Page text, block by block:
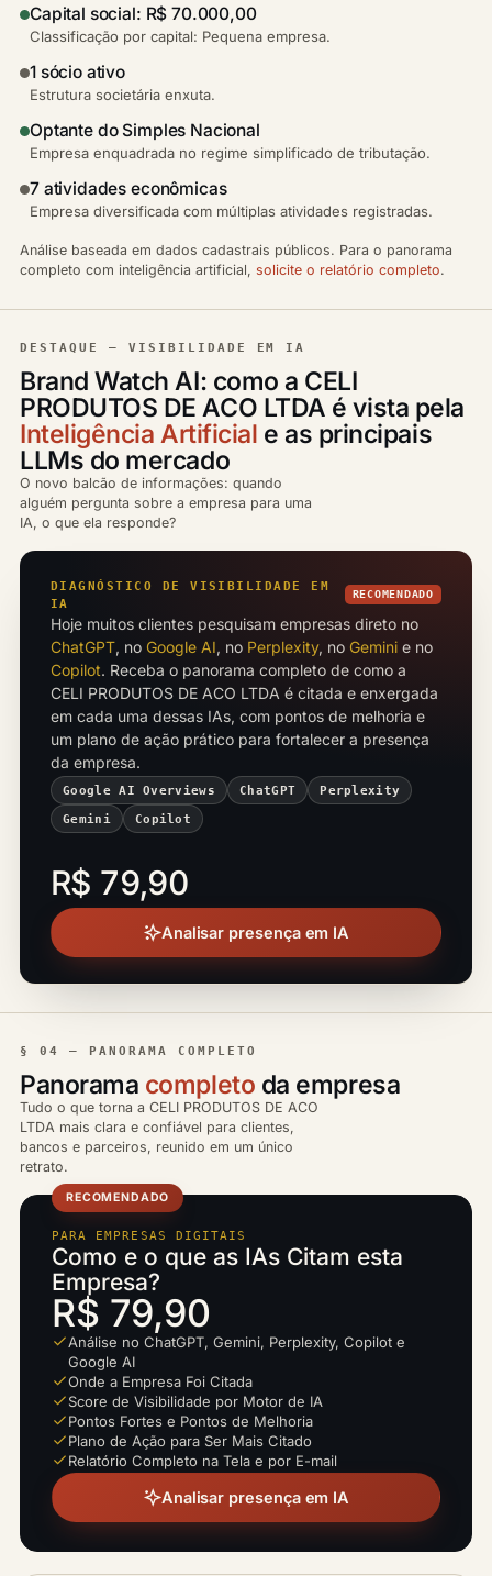
Capital social: R$ 70.000,00
Classificação por capital: Pequena empresa.
1 sócio ativo
Estrutura societária enxuta.
Optante do Simples Nacional
Empresa enquadrada no regime simplificado de tributação.
7 atividades econômicas
Empresa diversificada com múltiplas atividades registradas.
Análise baseada em dados cadastrais públicos. Para o panorama
completo com inteligência artificial, solicite o relatório completo.
DESTAQUE — VISIBILIDADE EM IA
Brand Watch AI: como a CELI
PRODUTOS DE ACO LTDA é vista pela
Inteligência Artificial e as principais
LLMs do mercado
O novo balcão de informações: quando
alguém pergunta sobre a empresa para uma
IA, o que ela responde?
DIAGNÓSTICO DE VISIBILIDADE EM
IA
RECOMENDADO
Hoje muitos clientes pesquisam empresas direto no
ChatGPT, no Google AI, no Perplexity, no Gemini e no
Copilot. Receba o panorama completo de como a
CELI PRODUTOS DE ACO LTDA é citada e enxergada
em cada uma dessas IAs, com pontos de melhoria e
um plano de ação prático para fortalecer a presença
da empresa.
Google AI Overviews ChatGPT Perplexity
Gemini Copilot
R$ 79,90
Analisar presença em IA
§ 04 — PANORAMA COMPLETO
Panorama completo da empresa
Tudo o que torna a CELI PRODUTOS DE ACO
LTDA mais clara e confiável para clientes,
bancos e parceiros, reunido em um único
retrato.
RECOMENDADO
PARA EMPRESAS DIGITAIS
Como e o que as IAs Citam esta
Empresa?
R$ 79,90
Análise no ChatGPT, Gemini, Perplexity, Copilot e
Google AI
Onde a Empresa Foi Citada
Score de Visibilidade por Motor de IA
Pontos Fortes e Pontos de Melhoria
Plano de Ação para Ser Mais Citado
Relatório Completo na Tela e por E-mail
Analisar presença em IA